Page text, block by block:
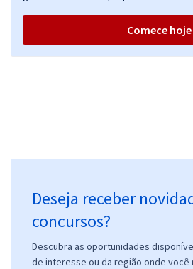
Comece hoje
Deseja receber
concursos?
Descubra as oportunidades
de interesse ou da região onde você